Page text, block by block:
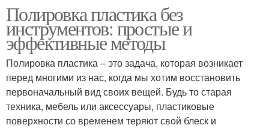
Полировка пластика без
инструментов: простые и
эффективные методы
Полировка пластика – это задача, которая возникает
перед многими из нас, когда мы хотим восстановить
первоначальный вид своих вещей. Будь то старая
техника, мебель или аксессуары, пластиковые
поверхности со временем теряют свой блеск и